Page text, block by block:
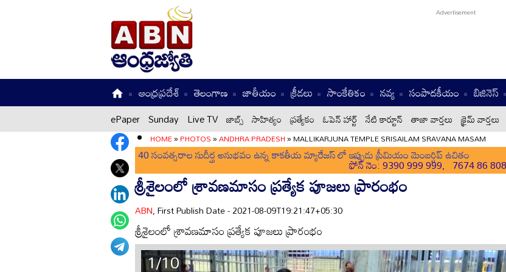
ఆంధ్రప్రదేశ్ తెలంగాణ జాతీయం క్రీడలు సాంకేతికం నవ్య సంపాదకీయం బిజినెస్
ePaper Sunday Live TV జాబ్స్ సాహిత్యం ప్రత్యేకం ఓపెన్ హార్ట్ నేటి కార్టూన్ తాజా వార్తలు క్రైమ్ వార్తలు
HOME»PHOTOS»ANDHRA PRADESH»MALLIKARJUNA TEMPLE SRISAILAM SRAVANA MASAM
40 సంవత్సరాల సుదీర్ఘ అనుభవం ఉన్న కాకతీయ మ్యారేజస్ లో ఇప్పుడు ప్రీమియం మెంబర్షిప్ ఉచితం
ఫోన్ నెం: 9390 999 999, 7674 86
శ్రీశైలంలో శ్రావణమాసం ప్రత్యేక పూజలు ప్రారంభం
ABN, First Publish Date - 2021-08-09T19:21:47+05:30
శ్రీశైలంలో శ్రావణమాసం ప్రత్యేక పూజలు ప్రారంభం
1/10